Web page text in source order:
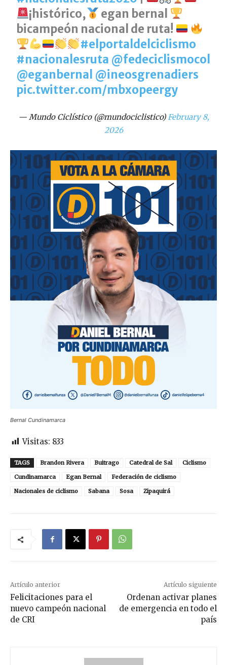
¡histórico,
egan bernal
bicampeón nacional de ruta!
#elportaldelciclismo
#nacionalesruta @fedeciclismocol
@eganbernal @ineosgrenadiers
pic.twitter.com/mbxopeergy
— Mundo Ciclístico (@mundociclistico)February 8,
2026
Bernal Cundinamarca
Visitas: 833
TAGS Brandon Rivera Buitrago Catedral de Sal
Ciclismo
Cundinamarca
Egan Bernal
Federación de ciclismo
Nacionales de ciclismo
Sabana Sosa Zipaquirá
Artículo anterior
Felicitaciones para el
nuevo campeón nacional
de CRI
Artículo siguiente
Ordenan activar planes
de emergencia en todo el
país